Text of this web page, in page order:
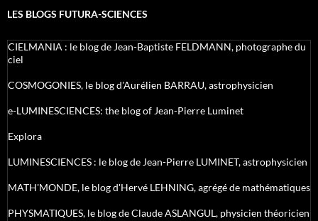
LES BLOGS FUTURA-SCIENCES
CIELMANIA : le blog de Jean-Baptiste FELDMANN, photographe du
ciel
COSMOGONIES, le blog d'Aurélien BARRAU, astrophysicien
e-LUMINESCIENCES: the blog of Jean-Pierre Luminet
Explora
LUMINESCIENCES : le blog de Jean-Pierre LUMINET, astrophysicien
MATH'MONDE, le blog d'Hervé LEHNING, agrégé de mathématiques
PHYSMATIQUES, le blog de Claude ASLANGUL, physicien théoricien